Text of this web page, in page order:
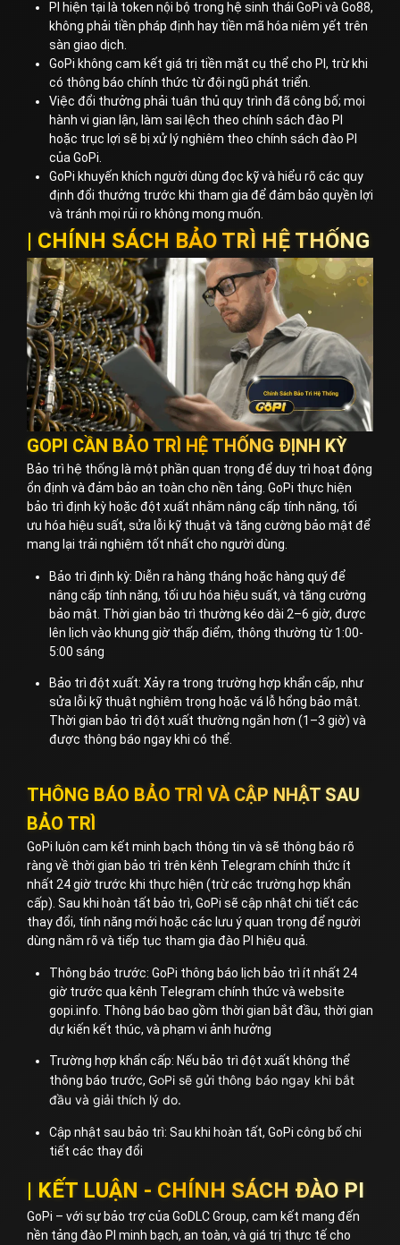
PI hiện tại là token nội bộ trong hệ sinh thái GoPi và Go88,
không phải tiền pháp định hay tiền mã hóa niêm yết trên
sàn giao dịch.
GoPi không cam kết giá trị tiền mặt cụ thể cho PI, trừ khi
có thông báo chính thức từ đội ngũ phát triển.
Việc đổi thưởng phải tuân thủ quy trình đã công bố; mọi
hành vi gian lận, làm sai lệch theo chính sách đào PI
hoặc trục lợi sẽ bị xử lý nghiêm theo chính sách đào PI
của GoPi.
GoPi khuyến khích người dùng đọc kỹ và hiểu rõ các quy
định đổi thưởng trước khi tham gia để đảm bảo quyền lợi
và tránh mọi rủi ro không mong muốn.
| CHÍNH SÁCH BẢO TRÌ HỆ THỐNG
GOPI CẦN BẢO TRÌ HỆ THỐNG ĐỊNH KỲ
Bảo trì hệ thống là một phần quan trọng để duy trì hoạt động
ổn định và đảm bảo an toàn cho nền tảng. GoPi thực hiện
bảo trì định kỳ hoặc đột xuất nhằm nâng cấp tính năng, tối
ưu hóa hiệu suất, sửa lỗi kỹ thuật và tăng cường bảo mật để
mang lại trải nghiệm tốt nhất cho người dùng.
Bảo trì định kỳ: Diễn ra hàng tháng hoặc hàng quý để
nâng cấp tính năng, tối ưu hóa hiệu suất, và tăng cường
bảo mật. Thời gian bảo trì thường kéo dài 2–6 giờ, được
lên lịch vào khung giờ thấp điểm, thông thường từ 1:00-
5:00 sáng
Bảo trì đột xuất: Xảy ra trong trường hợp khẩn cấp, như
sửa lỗi kỹ thuật nghiêm trọng hoặc vá lỗ hổng bảo mật.
Thời gian bảo trì đột xuất thường ngắn hơn (1–3 giờ) và
được thông báo ngay khi có thể.
THÔNG BÁO BẢO TRÌ VÀ CẬP NHẬT SAU
BẢO TRÌ
GoPi luôn cam kết minh bạch thông tin và sẽ thông báo rõ
ràng về thời gian bảo trì trên kênh Telegram chính thức ít
nhất 24 giờ trước khi thực hiện (trừ các trường hợp khẩn
cấp). Sau khi hoàn tất bảo trì, GoPi sẽ cập nhật chi tiết các
thay đổi, tính năng mới hoặc các lưu ý quan trọng để người
dùng nắm rõ và tiếp tục tham gia đào PI hiệu quả.
Thông báo trước: GoPi thông báo lịch bảo trì ít nhất 24
giờ trước qua kênh Telegram chính thức và website
gopi.info. Thông báo bao gồm thời gian bắt đầu, thời gian
dự kiến kết thúc, và phạm vi ảnh hưởng
Trường hợp khẩn cấp: Nếu bảo trì đột xuất không thể
thông báo trước, GoPi sẽ gửi thông báo ngay khi bắt
đầu và giải thích lý do.
Cập nhật sau bảo trì: Sau khi hoàn tất, GoPi công bố chi
tiết các thay đổi
| KẾT LUẬN - CHÍNH SÁCH ĐÀO PI
GoPi – với sự bảo trợ của GoDLC Group, cam kết mang đến
nền tảng đào PI minh bạch, an toàn, và giá trị thực tế cho